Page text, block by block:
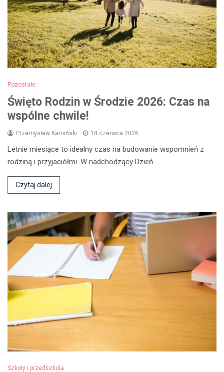
Pozostałe
Święto Rodzin w Środzie 2026: Czas na
wspólne chwile!
Przemysław Kamiński 18 czerwca 2026
Letnie miesiące to idealny czas na budowanie wspomnień z
rodziną i przyjaciółmi. W nadchodzący Dzień…
Czytaj dalej
Szkoły i przedszkola